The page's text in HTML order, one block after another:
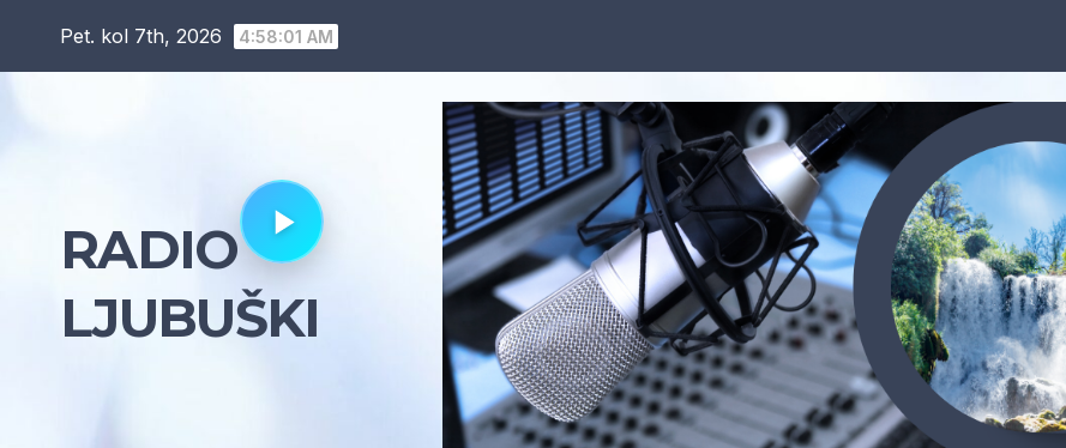
Pet. kol 7th, 2026 4:58:03 AM
RADIO
LJUBUŠKI